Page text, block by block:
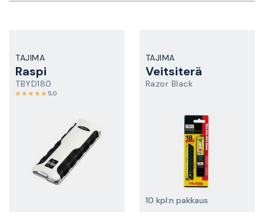
TAJIMA
Raspi
TBYD180
5,0
TAJIMA
Veitsiterä
Razor Black
10 kpl:n pakkaus